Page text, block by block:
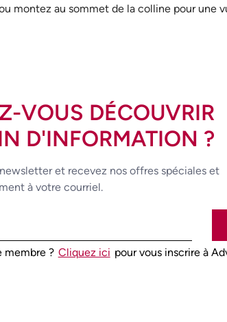
montez au sommet de la colline pour une
VOUS DÉCOUVRIR
D'INFORMATION ?
et recevez nos offres spéciales et
à votre courriel.
membre ? Cliquez ici pour vous inscrire à